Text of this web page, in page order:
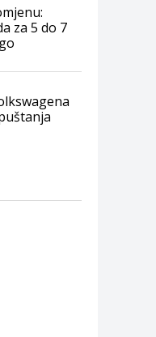
za 5 do 7